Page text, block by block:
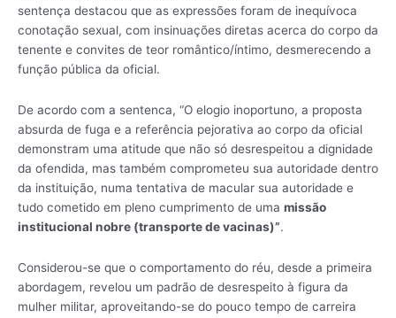
sentença destacou que as expressões foram de inequívoca
conotação sexual, com insinuações diretas acerca do corpo da
tenente e convites de teor romântico/íntimo, desmerecendo a
função pública da oficial.
De acordo com a sentenca, “O elogio inoportuno, a proposta
absurda de fuga e a referência pejorativa ao corpo da oficial
demonstram uma atitude que não só desrespeitou a dignidade
da ofendida, mas também comprometeu sua autoridade dentro
da instituição, numa tentativa de macular sua autoridade e
tudo cometido em pleno cumprimento de uma missão
institucional nobre (transporte de vacinas)”.
Considerou-se que o comportamento do réu, desde a primeira
abordagem, revelou um padrão de desrespeito à figura da
mulher militar, aproveitando-se do pouco tempo de carreira